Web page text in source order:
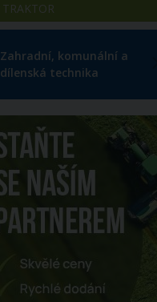
TRAKTOR
Zahradní, komunální a
dílenská technika